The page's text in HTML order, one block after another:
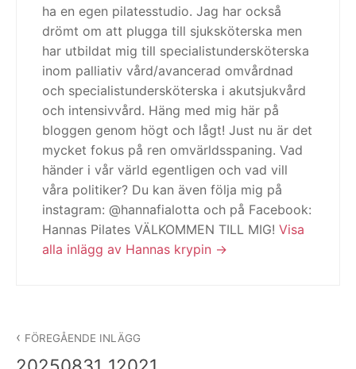
ha en egen pilatesstudio. Jag har också
drömt om att plugga till sjuksköterska men
har utbildat mig till specialistundersköterska
inom palliativ vård/avancerad omvårdnad
och specialistundersköterska i akutsjukvård
och intensivvård. Häng med mig här på
bloggen genom högt och lågt! Just nu är det
mycket fokus på ren omvärldsspaning. Vad
händer i vår värld egentligen och vad vill
våra politiker? Du kan även följa mig på
instagram: @hannafialotta och på Facebook:
Hannas Pilates VÄLKOMMEN TILL MIG! Visa
alla inlägg av Hannas krypin
FÖREGÅENDE INLÄGG